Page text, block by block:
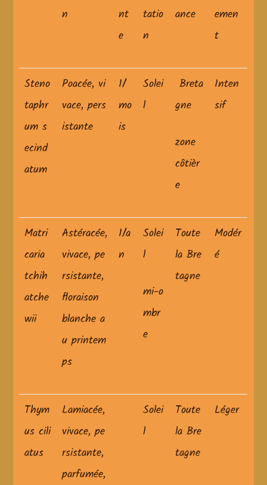
n
nt
e
tatio
n
ance
emen
t
Steno
taphr
um s
ecind
atum
Poacée, vi
vace, pers
istante
1/
mo
is
Solei
l
Breta
gne
zone
côtièr
e
Inten
sif
Matri
caria
tchih
atche
wii
Astéracée,
vivace, pe
rsistante,
floraison
blanche a
u printem
ps
1/a
n
Solei
l
mi-o
mbr
e
Toute
la Bre
tagne
Modér
é
Thym
us cili
atus
Lamiacée,
vivace, pe
rsistante,
parfumée,
Solei
l
Toute
la Bre
tagne
Léger